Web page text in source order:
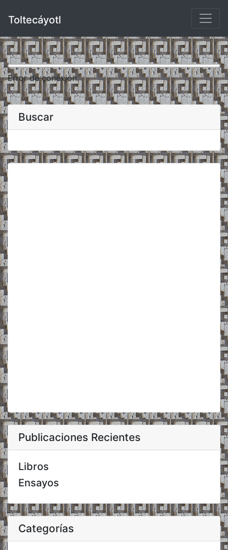
Toltecáyotl
Error de conexión.
Buscar
Publicaciones Recientes
Libros
Ensayos
Categorías